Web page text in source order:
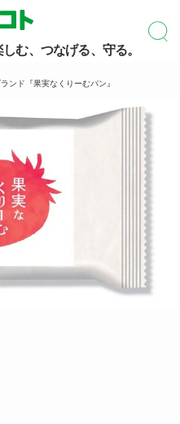
む、つなげる、守る。
ンド『果実なくりーむパン』